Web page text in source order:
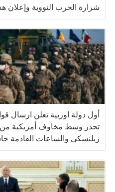
شرارة الحرب النووية وإعلان
أول دولة اوربية تعلن ارسال
تحذر وسط مخاوف أمريكية
زيلنسكي والساعات القادمة